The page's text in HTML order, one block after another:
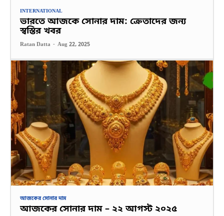
INTERNATIONAL
ভারতে আজকে সোনার দাম: ক্রেতাদের জন্য
স্বস্তির খবর
Ratan Datta - Aug 22, 2025
আজকের সোনার দাম
আজকের সোনার দাম – ২২ আগস্ট ২০২৫